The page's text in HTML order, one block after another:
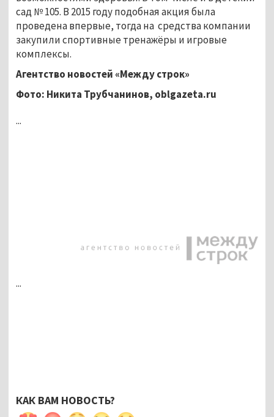
сад № 105. В 2015 году подобная акция была
проведена впервые, тогда на средства компании
закупили спортивные тренажёры и игровые
комплексы.
Агентство новостей «Между строк»
Фото: Никита Трубчанинов, oblgazeta.ru
...
...
КАК ВАМ НОВОСТЬ?